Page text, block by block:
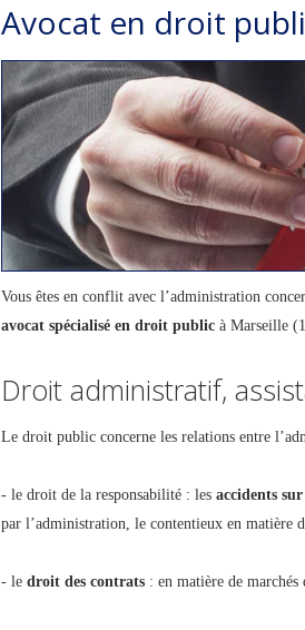
Avocat en droit
Vous êtes en conflit avec l’administration
avocat spécialisé en droit public à Marseille
Droit administratif,
Le droit public concerne les relations entre
- le droit de la responsabilité : les accidents
par l’administration, le contentieux en matière
- le droit des contrats : en matière de